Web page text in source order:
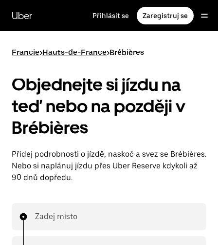
hlavní
obsah
Uber Přihlásit se Zaregistruj se
Francie>Hauts-de-France>Brébières
Objednejte si jízdu na
teď nebo na později v
Brébières
Přidej podrobnosti o jízdě, naskoč a svez se Brébières.
Nebo si naplánuj jízdu přes Uber Reserve kdykoli až
90 dnů dopředu.
Zadej místo